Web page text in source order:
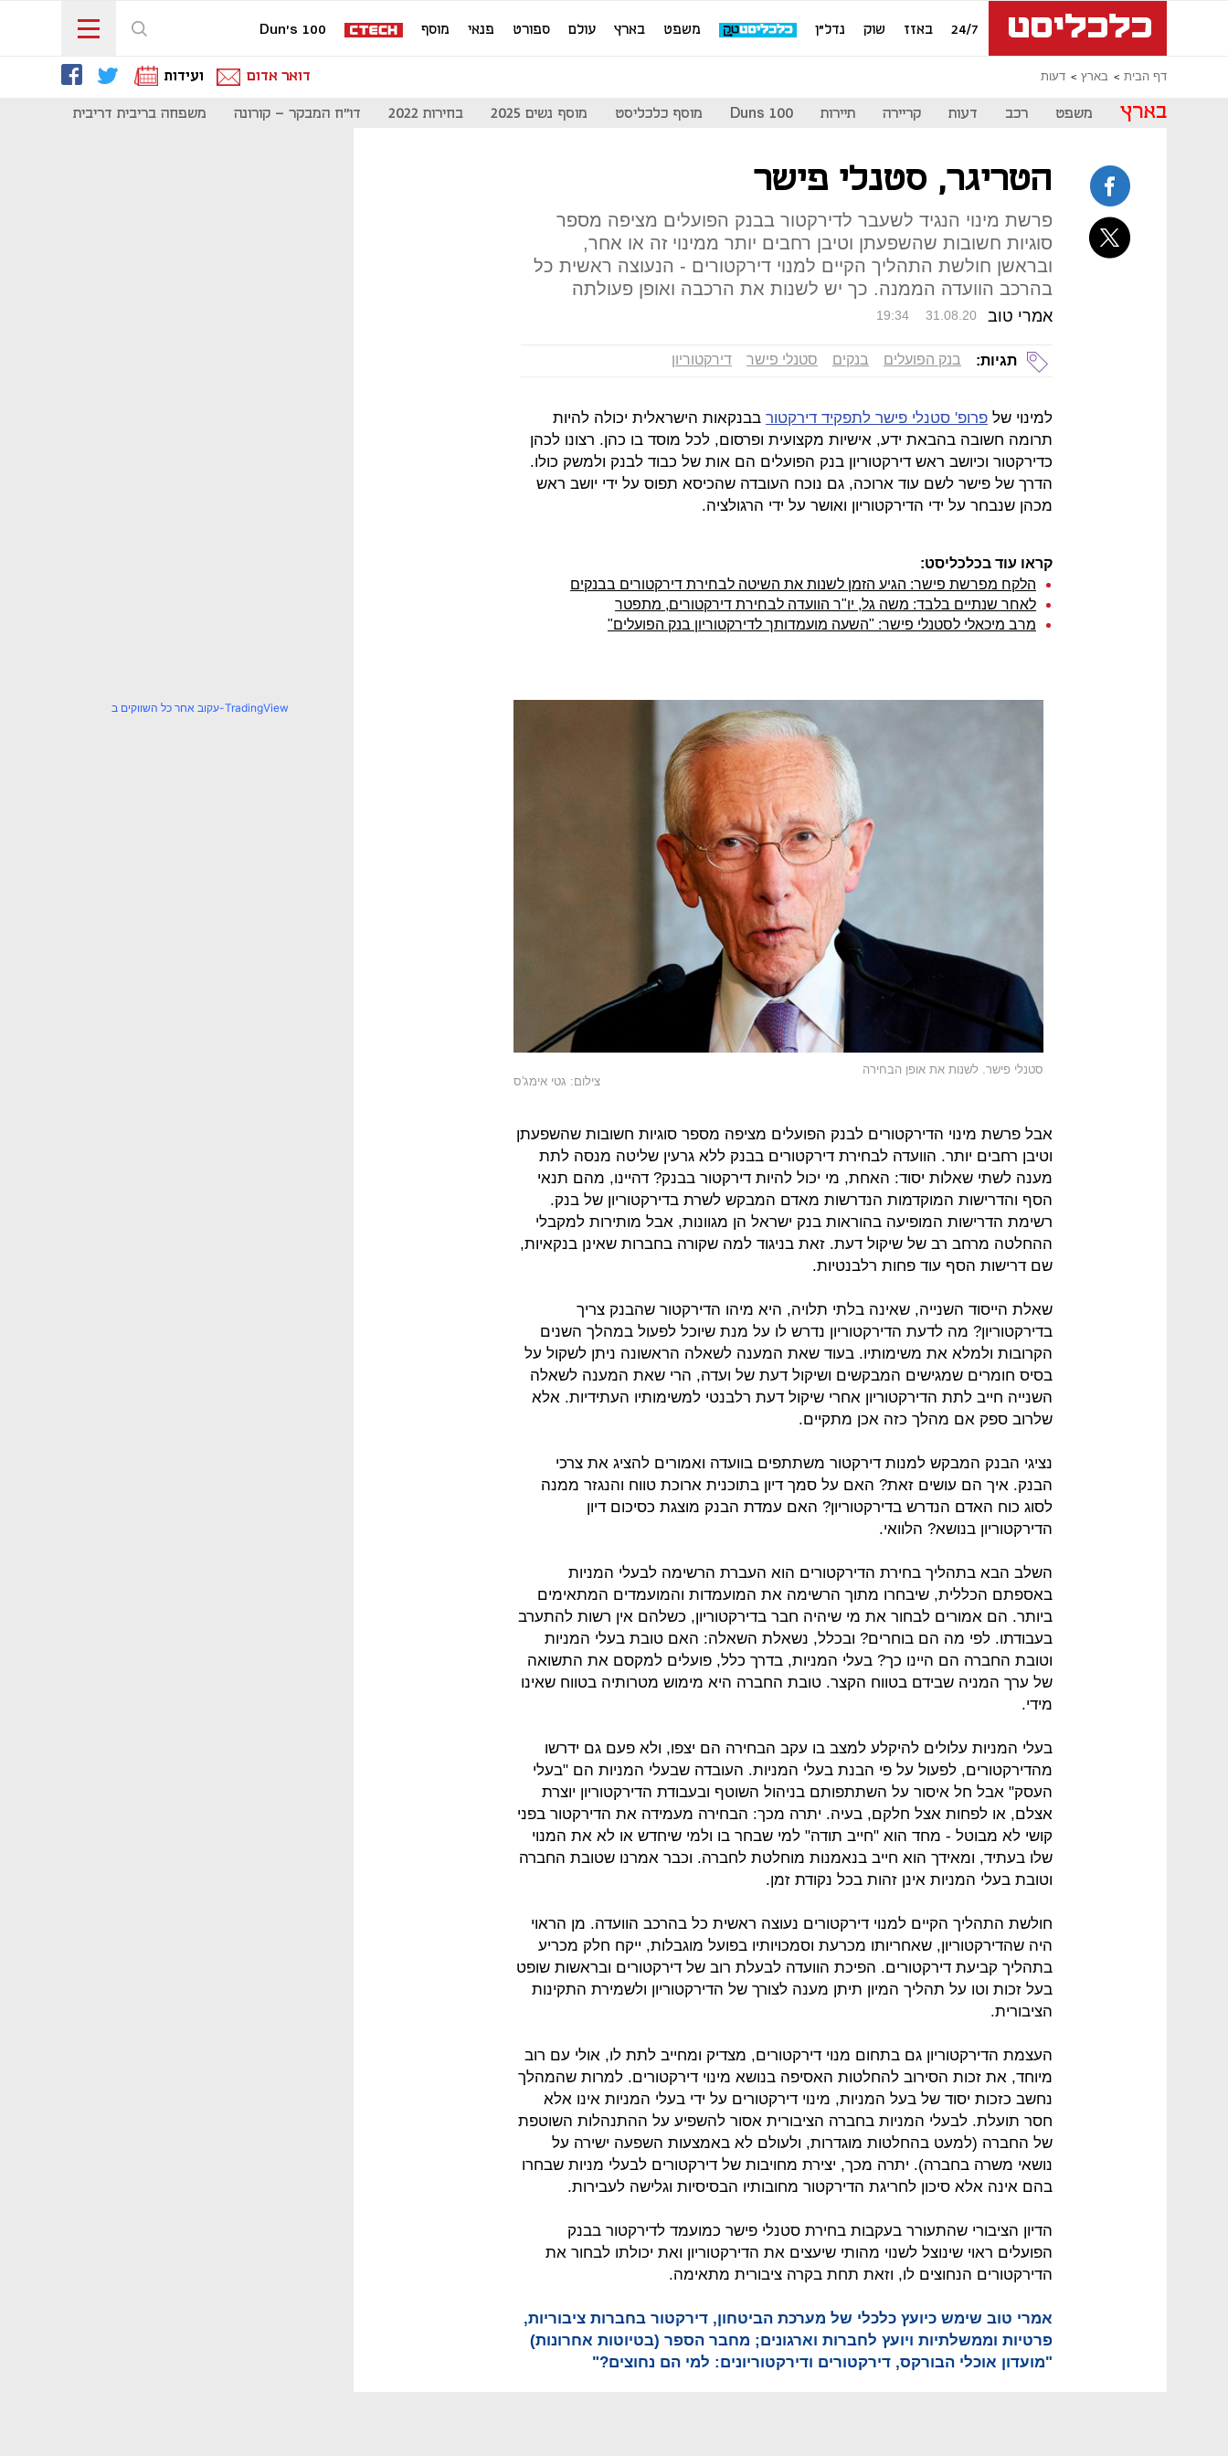
24/7 באזז שוק נדל"ן משפט בארץ עולם ספורט פנאי מוסף Dun's 100
דף הבית בארץ דעות דואר אדום ועידות
בארץ משפט רכב דעות קריירה תיירות Duns 100 מוסף כלכליסט מוסף נשים 2025 בחירות 2022 דו"ח המבקר - קורונה משפחה בריבית דריבית
הטריגר, סטנלי פישר
פרשת מינוי הנגיד לשעבר לדירקטור בבנק הפועלים מציפה מספר
סוגיות חשובות שהשפעתן וטיבן רחבים יותר ממינוי זה או אחר,
ובראשן חולשת התהליך הקיים למנוי דירקטורים - הנעוצה ראשית כל
בהרכב הוועדה הממנה. כך יש לשנות את הרכבה ואופן פעולתה
אמרי טוב 19:34 31.08.20
תגיות: בנק הפועלים בנקים סטנלי פישר דירקטוריון
למינוי של פרופ' סטנלי פישר לתפקיד דירקטור בבנקאות הישראלית יכולה להיות
תרומה חשובה בהבאת ידע, אישיות מקצועית ופרסום, לכל מוסד בו כהן. רצונו לכהן
כדירקטור וכיושב ראש דירקטוריון בנק הפועלים הם אות של כבוד לבנק ולמשק כולו.
הדרך של פישר לשם עוד ארוכה, גם נוכח העובדה שהכיסא תפוס על ידי יושב ראש
מכהן שנבחר על ידי הדירקטוריון ואושר על ידי הרגולציה.
קראו עוד בכלכליסט:
הלקח מפרשת פישר: הגיע הזמן לשנות את השיטה לבחירת דירקטורים בבנקים
לאחר שנתיים בלבד: משה גל, יו"ר הוועדה לבחירת דירקטורים, מתפטר
מרב מיכאלי לסטנלי פישר: "השעה מועמדותך לדירקטוריון בנק הפועלים"
סטנלי פישר. לשנות את אופן הבחירה
צילום: גטי אימג'ס
אבל פרשת מינוי הדירקטורים לבנק הפועלים מציפה מספר סוגיות חשובות שהשפעתן
וטיבן רחבים יותר. הוועדה לבחירת דירקטורים בבנק ללא גרעין שליטה מנסה לתת
מענה לשתי שאלות יסוד: האחת, מי יכול להיות דירקטור בבנק? דהיינו, מהם תנאי
הסף והדרישות המוקדמות הנדרשות מאדם המבקש לשרת בדירקטוריון של בנק.
רשימת הדרישות המופיעה בהוראות בנק ישראל הן מגוונות, אבל מותירות למקבלי
ההחלטה מרחב רב של שיקול דעת. זאת בניגוד למה שקורה בחברות שאינן בנקאיות,
שם דרישות הסף עוד פחות רלבנטיות.
שאלת הייסוד השנייה, שאינה בלתי תלויה, היא מיהו הדירקטור שהבנק צריך
בדירקטוריון? מה לדעת הדירקטוריון נדרש לו על מנת שיוכל לפעול במהלך השנים
הקרובות ולמלא את משימותיו. בעוד שאת המענה לשאלה הראשונה ניתן לשקול על
בסיס חומרים שמגישים המבקשים ושיקול דעת של ועדה, הרי שאת המענה לשאלה
השנייה חייב לתת הדירקטוריון אחרי שיקול דעת רלבנטי למשימותיו העתידיות. אלא
שלרוב ספק אם מהלך כזה אכן מתקיים.
נציגי הבנק המבקש למנות דירקטור משתתפים בוועדה ואמורים להציג את צרכי
הבנק. איך הם עושים זאת? האם על סמך דיון בתוכנית ארוכת טווח והנגזר ממנה
לסוג כוח האדם הנדרש בדירקטוריון? האם עמדת הבנק מוצגת כסיכום דיון
הדירקטוריון בנושא? הלוואי.
השלב הבא בתהליך בחירת הדירקטורים הוא העברת הרשימה לבעלי המניות
באספתם הכללית, שיבחרו מתוך הרשימה את המועמדות והמועמדים המתאימים
ביותר. הם אמורים לבחור את מי שיהיה חבר בדירקטוריון, כשלהם אין רשות להתערב
בעבודתו. לפי מה הם בוחרים? ובכלל, נשאלת השאלה: האם טובת בעלי המניות
וטובת החברה הם היינו כך? בעלי המניות, בדרך כלל, פועלים למקסם את התשואה
של ערך המניה שבידם בטווח הקצר. טובת החברה היא מימוש מטרותיה בטווח שאינו
מידי.
בעלי המניות עלולים להיקלע למצב בו עקב הבחירה הם יצפו, ולא פעם גם ידרשו
מהדירקטורים, לפעול על פי הבנת בעלי המניות. העובדה שבעלי המניות הם "בעלי
העסק" אבל חל איסור על השתתפותם בניהול השוטף ובעבודת הדירקטוריון יוצרת
אצלם, או לפחות אצל חלקם, בעיה. יתרה מכך: הבחירה מעמידה את הדירקטור בפני
קושי לא מבוטל - מחד הוא "חייב תודה" למי שבחר בו ולמי שיחדש או לא את המנוי
שלו בעתיד, ומאידך הוא חייב בנאמנות מוחלטת לחברה. וכבר אמרנו שטובת החברה
וטובת בעלי המניות אינן זהות בכל נקודת זמן.
חולשת התהליך הקיים למנוי דירקטורים נעוצה ראשית כל בהרכב הוועדה. מן הראוי
היה שהדירקטוריון, שאחריותו מכרעת וסמכויותיו בפועל מוגבלות, ייקח חלק מכריע
בתהליך קביעת דירקטורים. הפיכת הוועדה לבעלת רוב של דירקטורים ובראשות שופט
בעל זכות וטו על תהליך המיון תיתן מענה לצורך של הדירקטוריון ולשמירת התקינות
הציבורית.
העצמת הדירקטוריון גם בתחום מנוי דירקטורים, מצדיק ומחייב לתת לו, אולי עם רוב
מיוחד, את זכות הסירוב להחלטות האסיפה בנושא מינוי דירקטורים. למרות שהמהלך
נחשב כזכות יסוד של בעל המניות, מינוי דירקטורים על ידי בעלי המניות אינו אלא
חסר תועלת. לבעלי המניות בחברה הציבורית אסור להשפיע על ההתנהלות השוטפת
של החברה (למעט בהחלטות מוגדרות, ולעולם לא באמצעות השפעה ישירה על
נושאי משרה בחברה). יתרה מכך, יצירת מחויבות של דירקטורים לבעלי מניות שבחרו
בהם אינה אלא סיכון לחריגת הדירקטור מחובותיו הבסיסיות וגלישה לעבירות.
הדיון הציבורי שהתעורר בעקבות בחירת סטנלי פישר כמועמד לדירקטור בבנק
הפועלים ראוי שינוצל לשנוי מהותי שיעצים את הדירקטוריון ואת יכולתו לבחור את
הדירקטורים הנחוצים לו, וזאת תחת בקרה ציבורית מתאימה.
אמרי טוב שימש כיועץ כלכלי של מערכת הביטחון, דירקטור בחברות ציבוריות,
פרטיות וממשלתיות ויועץ לחברות וארגונים; מחבר הספר (בטיוטות אחרונות)
"מועדון אוכלי הבורקס, דירקטורים ודירקטוריונים: למי הם נחוצים?"
עקוב אחר כל השווקים ב-TradingView